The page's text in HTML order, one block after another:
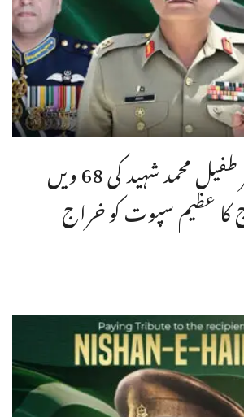
نشان حیدر میجر طفیل محمد شہید کی 68 ویں
کا عظیم سپوت کو خراج